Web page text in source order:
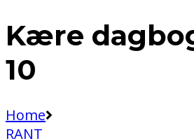
Kære
10
Home
RANT